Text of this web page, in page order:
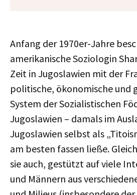
Anfang der 1970er-Jahre
amerikanische Soziologin
Zeit in Jugoslawien mit der
politische, ökonomische und
System der Sozialistischen
Jugoslawien – damals im
Jugoslawien selbst als
am besten fassen ließe.
sie auch, gestützt auf viele
und Männern aus